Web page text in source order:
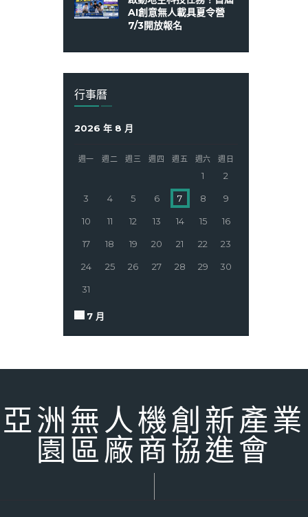
AI創意無人載具夏令營
7/3開放報名
行事曆
2026 年 8 月
週一 週二 週三 週四 週五 週六 週日
1 2
3 4 5 6 7 8 9
10 11 12 13 14 15 16
17 18 19 20 21 22 23
24 25 26 27 28 29 30
31
« 7 月
亞洲無人機創新產業
園區廠商協進會